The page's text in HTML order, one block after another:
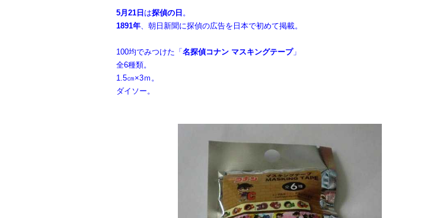
5月21日 は探偵の日 。
1891年、朝日新聞に探偵の広告を日本で初めて掲載。
100均でみつけた「名探偵コナン マスキングテープ」
全6種類。
1.5㎝×3ｍ。
ダイソー。